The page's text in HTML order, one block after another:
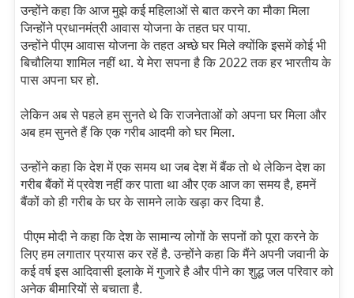
उन्‍होंने कहा कि आज मुझे कई महिलाओं से बात करने का मौका मिला
जिन्‍होंने प्रधानमंत्री आवास योजना के तहत घर पाया.
उन्‍होंने पीएम आवास योजना के तहत अच्‍छे घर मिले क्‍योंकि इसमें कोई भी
बिचौलिया शामिल नहीं था. ये मेरा सपना है कि 2022 तक हर भारतीय के
पास अपना घर हो.
लेकिन अब से पहले हम सुनते थे कि राजनेताओं को अपना घर मिला और
अब हम सुनते हैं कि एक गरीब आदमी को घर मिला.
उन्‍होंने कहा कि देश में एक समय था जब देश में बैंक तो थे लेकिन देश का
गरीब बैंकों में प्रवेश नहीं कर पाता था और एक आज का समय है, हमनें
बैंकों को ही गरीब के घर के सामने लाके खड़ा कर दिया है.
पीएम मोदी ने कहा कि देश के सामान्य लोगों के सपनों को पूरा करने के
लिए हम लगातार प्रयास कर रहें है. उन्‍होंने कहा कि मैंने अपनी जवानी के
कई वर्ष इस आदिवासी इलाके में गुजारे है और पीने का शुद्ध जल परिवार को
अनेक बीमारियों से बचाता है.